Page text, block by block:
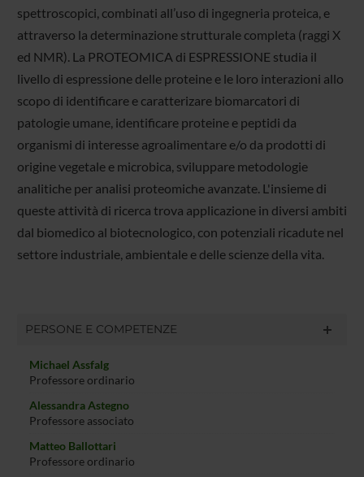
spettroscopici, combinati all’uso di ingegneria proteica, e
attraverso la determinazione strutturale completa (raggi X
ed NMR). La PROTEOMICA di ESPRESSIONE studia il
livello di espressione delle proteine e le loro interazioni allo
scopo di identificare e caratterizare biomarcatori di
patologie umane, identificare proteine e peptidi da
organismi di interesse agroalimentare e/o da prodotti di
origine vegetale e microbica, sviluppare metodologie
analitiche per analisi proteomiche avanzate. L'insieme di
queste attività di ricerca trova applicazione in diversi ambiti
dal biomedico al biotecnologico, con potenziali ricadute nel
settore industriale, ambientale e delle scienze della vita.
PERSONE E COMPETENZE
Michael Assfalg
Professore ordinario
Alessandra Astegno
Professore associato
Matteo Ballottari
Professore ordinario